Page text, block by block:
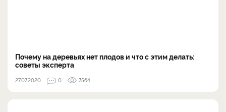
Почему на деревьях нет плодов и что с этим делать:
советы эксперта
27.07.2020 0 7564